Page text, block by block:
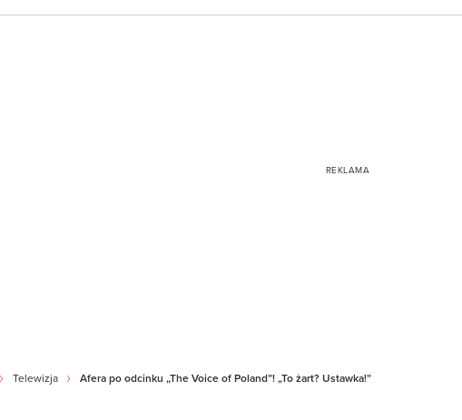
Telewizja Afera po odcinku „The Voice of Poland”! „To żart? Ustawka!”